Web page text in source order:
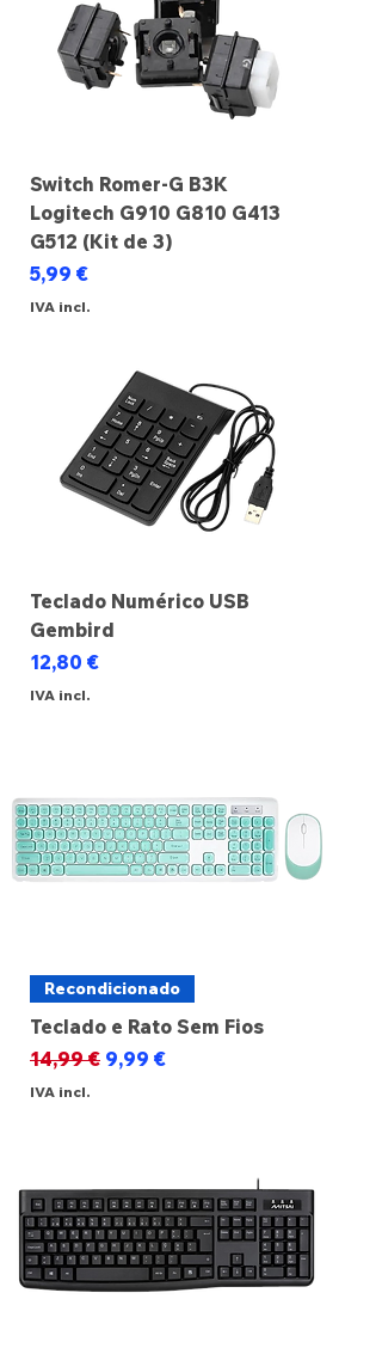
Switch Romer-G B3K
Logitech G910 G810 G413
G512 (Kit de 3)
Preço
5,99 €
IVA incl.
Teclado Numérico USB
Gembird
Preço
12,80 €
IVA incl.
Recondicionado
Teclado e Rato Sem Fios
Preço normal
14,99 € Preço promocional
9,99 €
IVA incl.